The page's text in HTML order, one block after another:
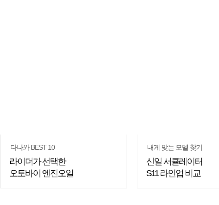
다나와 BEST 10
라이더가 선택한
오토바이 엔진오일
내게 맞는 모델 찾기
신일 서큘레이터
S11 라인업 비교